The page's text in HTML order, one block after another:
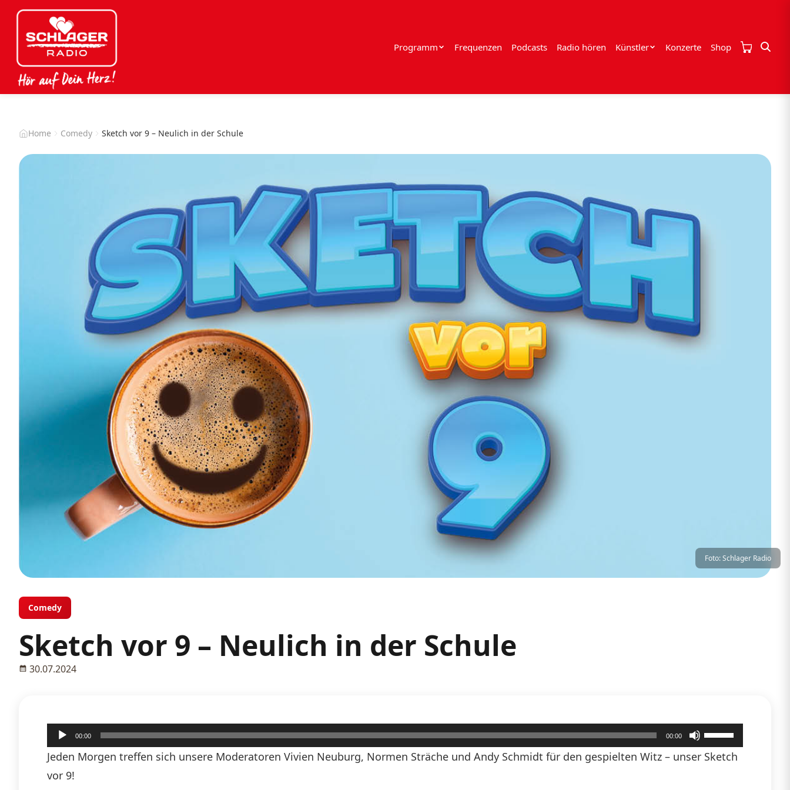
Programm Frequenzen Podcasts Radio hören Künstler Konzerte Shop
Home Comedy Sketch vor 9 – Neulich in der Schule
Foto: Schlager Radio
Comedy
Sketch vor 9 – Neulich in der Schule
30.07.2024
Audio-
Player
00:00 00:00
Pfeiltasten
Hoch/Runter
Jeden Morgen treffen sich unsere Moderatoren Vivien Neuburg, Normen Sträche und Andy Schmidt für den gespielten Witz – unser Sketch
vor 9!